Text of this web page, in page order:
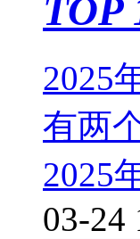
TOP
2025
有两
2025
03-24